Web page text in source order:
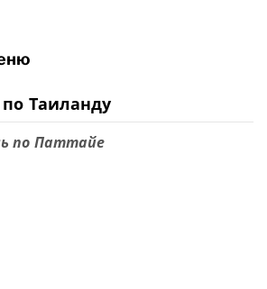
Таиланду
по Паттайе